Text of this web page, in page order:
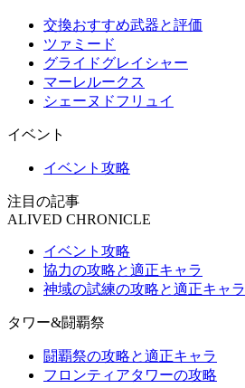
交換おすすめ武器と評価
ツァミード
グライドグレイシャー
マーレルークス
シェーヌドフリュイ
イベント
イベント攻略
注目の記事
ALIVED CHRONICLE
イベント攻略
協力の攻略と適正キャラ
神域の試練の攻略と適正キャラ
タワー&闘覇祭
闘覇祭の攻略と適正キャラ
フロンティアタワーの攻略